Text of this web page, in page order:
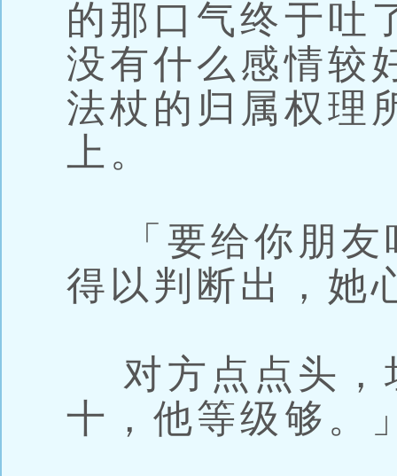
的那口气终于吐
没有什么感情较
法杖的归属权理
上。
「要给你朋友
得以判断出，她
对方点点头，
十，他等级够。